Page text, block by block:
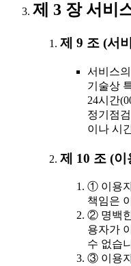
제 3 장 서비
제 9 조 (서
서비스
기술상
24시간
정기점
이나 시
제 10 조 (
① 이용
책임은
② 명백
용자가
수 없습
③ 이용